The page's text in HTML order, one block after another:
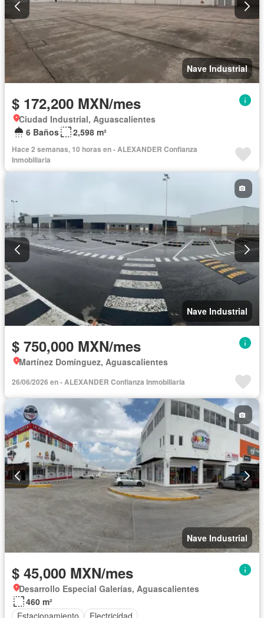
Nave Industrial
$ 172,200 MXN/mes
Ciudad Industrial, Aguascalientes
6 Baños
2,598 m²
Hace 2 semanas, 10 horas en - ALEXANDER Confianza
Inmobiliaria
Nave Industrial
$ 750,000 MXN/mes
Martínez Domínguez, Aguascalientes
26/06/2026 en - ALEXANDER Confianza Inmobiliaria
Nave Industrial
$ 45,000 MXN/mes
Desarrollo Especial Galerías, Aguascalientes
460 m²